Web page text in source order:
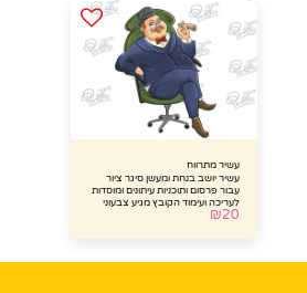
עשיר מתרווח
עשיר יושב בנחת ומעשן סיגר ציור
עבור פרסום ותוכניות עיתונים ומוסדות
לעריכה ועימוד הקובץ מגיע צבעוני
וקובץ נוסף בשחור לבן לאחר
₪20